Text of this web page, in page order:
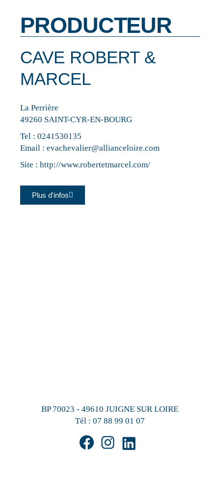
PRODUCTEUR
CAVE ROBERT &
MARCEL
La Perrière
49260 SAINT-CYR-EN-BOURG
Tel :0241530135
Email :evachevalier@allianceloire.com
Site :http://www.robertetmarcel.com/
Plus d'infos
BP 70023 - 49610 JUIGNE SUR LOIRE
Tél : 07 88 99 01 07